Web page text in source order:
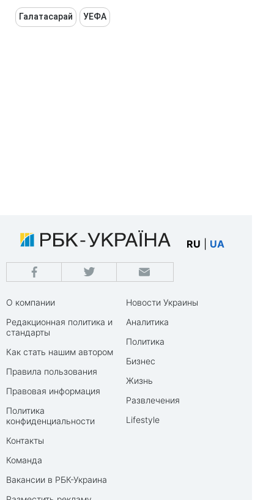
Галатасарай УЕФА
RU UA
О компании
Редакционная политика и
стандарты
Как стать нашим автором
Правила пользования
Правовая информация
Политика
конфиденциальности
Контакты
Команда
Вакансии в РБК-Украина
Новости Украины
Аналитика
Политика
Бизнес
Жизнь
Развлечения
Lifestyle